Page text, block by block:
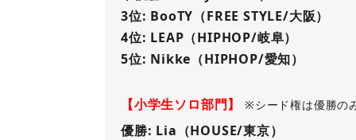
3位: BooTY（FREE STYLE/大阪）
4位: LEAP（HIPHOP/岐阜）
5位: Nikke（HIPHOP/愛知）
【小学生ソロ部門】 ※シード権は優勝の
優勝: Lia（HOUSE/東京）